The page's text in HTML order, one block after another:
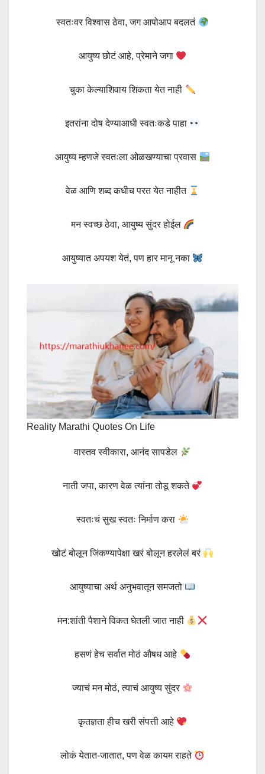
स्वतःवर विश्वास ठेवा, जग आपोआप बदलतं
आयुष्य छोटं आहे, प्रेमाने जगा
चुका केल्याशिवाय शिकता येत नाही
इतरांना दोष देण्याआधी स्वतःकडे पाहा
आयुष्य म्हणजे स्वतःला ओळखण्याचा प्रवास
वेळ आणि शब्द कधीच परत येत नाहीत
मन स्वच्छ ठेवा, आयुष्य सुंदर होईल
आयुष्यात अपयश येतं, पण हार मानू नका
Reality Marathi Quotes On Life
वास्तव स्वीकारा, आनंद सापडेल
नाती जपा, कारण वेळ त्यांना तोडू शकते
स्वतःचं सुख स्वतः निर्माण करा
खोटं बोलून जिंकण्यापेक्षा खरं बोलून हरलेलं बरं
आयुष्याचा अर्थ अनुभवातून समजतो
मन:शांती पैशाने विकत घेतली जात नाही
हसणं हेच सर्वात मोठं औषध आहे
ज्याचं मन मोठं, त्याचं आयुष्य सुंदर
कृतज्ञता हीच खरी संपत्ती आहे
लोकं येतात-जातात, पण वेळ कायम राहते